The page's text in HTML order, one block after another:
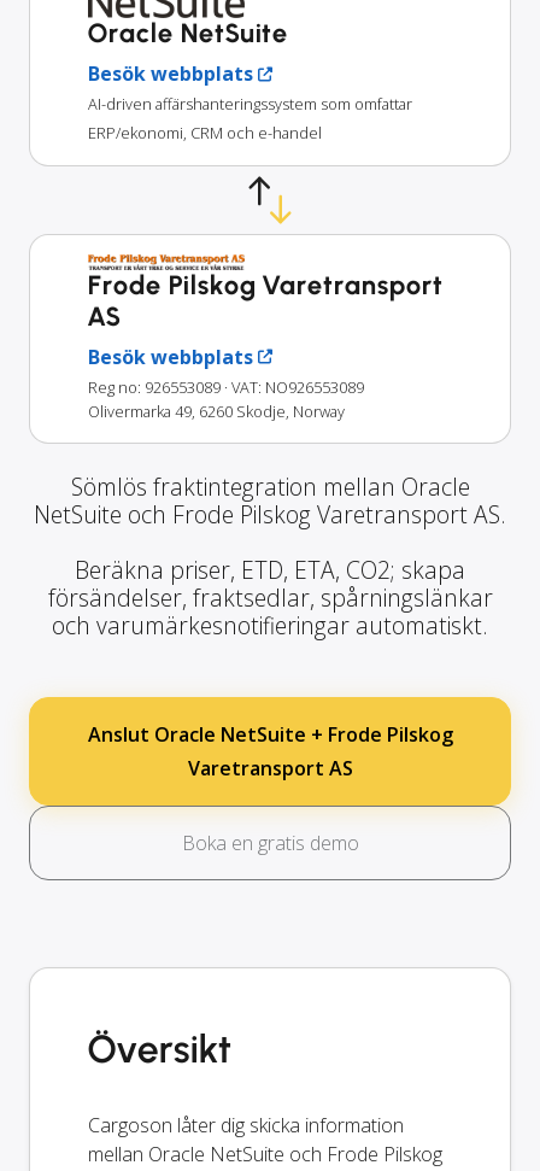
Oracle NetSuite
Besök webbplats
AI-driven affärshanteringssystem som omfattar
ERP/ekonomi, CRM och e-handel
Frode Pilskog Varetransport
AS
Besök webbplats
Reg no: 926553089 · VAT: NO926553089
Olivermarka 49, 6260 Skodje, Norway
Sömlös fraktintegration mellan Oracle
NetSuite och Frode Pilskog Varetransport AS.
Beräkna priser, ETD, ETA, CO2; skapa
försändelser, fraktsedlar, spårningslänkar
och varumärkesnotifieringar automatiskt.
Anslut Oracle NetSuite + Frode Pilskog
Varetransport AS
Boka en gratis demo
Översikt
Cargoson låter dig skicka information
mellan Oracle NetSuite och Frode Pilskog